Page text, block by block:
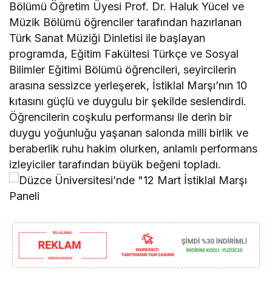
Bölümü Öğretim Üyesi Prof. Dr. Haluk Yücel ve
Müzik Bölümü öğrenciler tarafından hazırlanan
Türk Sanat Müziği Dinletisi ile başlayan
programda, Eğitim Fakültesi Türkçe ve Sosyal
Bilimler Eğitimi Bölümü öğrencileri, seyircilerin
arasına sessizce yerleşerek, İstiklal Marşı’nın 10
kıtasını güçlü ve duygulu bir şekilde seslendirdi.
Öğrencilerin coşkulu performansı ile derin bir
duygu yoğunluğu yaşanan salonda milli birlik ve
beraberlik ruhu hakim olurken, anlamlı performans
izleyiciler tarafından büyük beğeni topladı.